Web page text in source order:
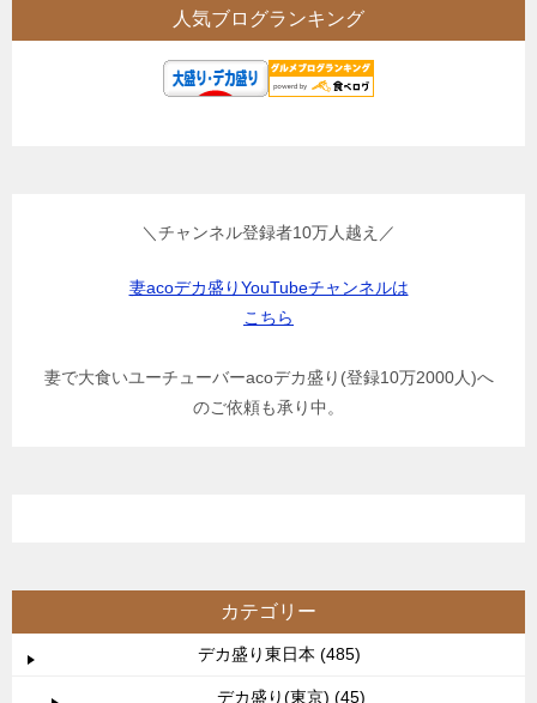
人気ブログランキング
＼チャンネル登録者10万人越え／
妻acoデカ盛りYouTubeチャンネルは
こちら
妻で大食いユーチューバーacoデカ盛り(登録10万2000人)へ
のご依頼も承り中。
カテゴリー
デカ盛り東日本 (485)
デカ盛り(東京) (45)